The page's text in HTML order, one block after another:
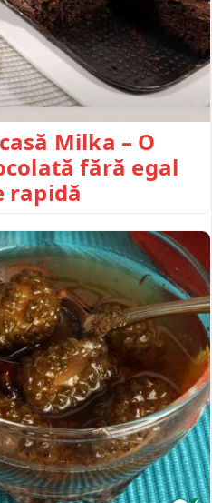
Milka – O
fără egal
rapidă